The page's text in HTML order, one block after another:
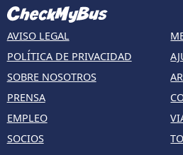
AVISO LEGAL
POLÍTICA DE PRIVACIDAD
SOBRE NOSOTROS
PRENSA
EMPLEO
SOCIOS